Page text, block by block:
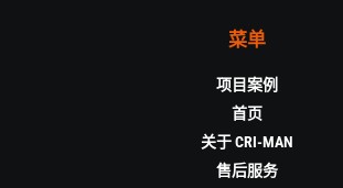
菜单
项目案例
首页
关于 CRI-MAN
售后服务